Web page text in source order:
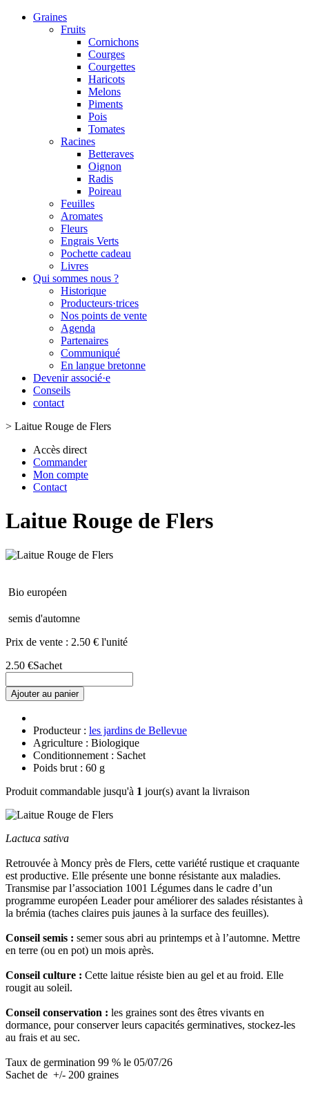
Graines
Fruits
Cornichons
Courges
Courgettes
Haricots
Melons
Piments
Pois
Tomates
Racines
Betteraves
Oignon
Radis
Poireau
Feuilles
Aromates
Fleurs
Engrais Verts
Pochette cadeau
Livres
Qui sommes nous ?
Historique
Producteurs·trices
Nos points de vente
Agenda
Partenaires
Communiqué
En langue bretonne
Devenir associé·e
Conseils
contact
> Laitue Rouge de Flers
Accès direct
Commander
Mon compte
Contact
Laitue Rouge de Flers
Bio européen
semis d'automne
Prix de vente : 2.50 € l'unité
2.50 €Sachet
Ajouter au panier
Producteur : les jardins de Bellevue
Agriculture : Biologique
Conditionnement : Sachet
Poids brut : 60 g
Produit commandable jusqu'à 1 jour(s) avant la livraison
Lactuca sativa
Retrouvée à Moncy près de Flers, cette variété rustique et craquante
est productive. Elle présente une bonne résistante aux maladies.
Transmise par l’association 1001 Légumes dans le cadre d’un
programme européen Leader pour améliorer des salades résistantes à
la brémia (taches claires puis jaunes à la surface des feuilles).
Conseil semis : semer sous abri au printemps et à l’automne. Mettre
en terre (ou en pot) un mois après.
Conseil culture : Cette laitue résiste bien au gel et au froid. Elle
rougit au soleil.
Conseil conservation : les graines sont des êtres vivants en
dormance, pour conserver leurs capacités germinatives, stockez-les
au frais et au sec.
Taux de germination 99 % le 05/07/26
Sachet de +/- 200 graines